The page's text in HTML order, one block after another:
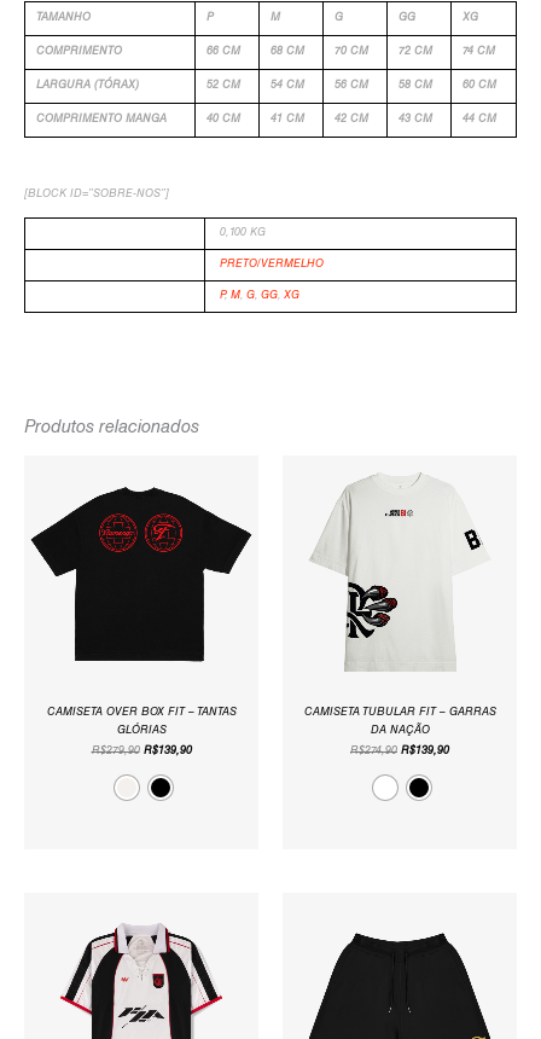
TAMANHO P M G GG XG
COMPRIMENTO 66 CM 68 CM 70 CM 72 CM 74 CM
LARGURA (TÓRAX) 52 CM 54 CM 56 CM 58 CM 60 CM
COMPRIMENTO MANGA 40 CM 41 CM 42 CM 43 CM 44 CM
[BLOCK ID=”SOBRE-NOS”]
0,100 KG
PRETO/VERMELHO
P,M,G,GG,XG
Produtos relacionados
CAMISETA OVER BOX FIT – TANTAS
GLÓRIAS
R$279,90
ORIGINAL
R$279,90.
R$139,90
É:
R$139,90.
CAMISETA TUBULAR FIT – GARRAS
DA NAÇÃO
R$274,90
PREÇO
ORIGINAL
R$274,90.
R$139,90
ORIGINAL
ERA:
R$299,90.
É:
R$94,90.
ERA:
R$109,90.